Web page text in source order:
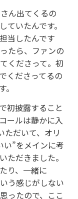
ん出てくるの
いたんです。
当したんです
たら、ファンの
くださって。初
くださってるの
初披露すること
ールは静かに入
ただいて、オリ
い”をメインに考
ただきました。
り、一緒に
う感じがしない
ったので、ここ